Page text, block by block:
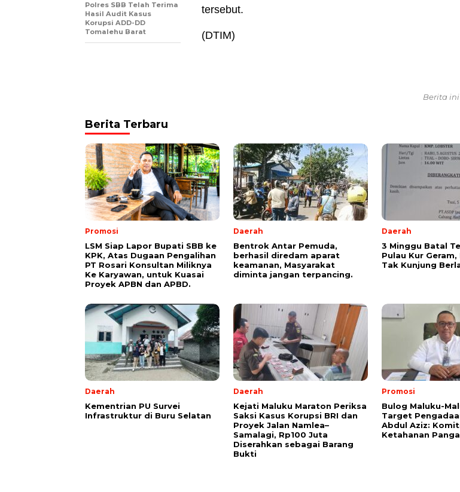
tersebut.
(DTIM)
Polres SBB Telah Terima
Hasil Audit Kasus
Korupsi ADD-DD
Tomalehu Barat
Berita
Berita Terbaru
Promosi
LSM Siap Lapor Bupati SBB ke
KPK, Atas Dugaan Pengalihan
PT Rosari Konsultan Miliknya
Ke Karyawan, untuk Kuasai
Proyek APBN dan APBD.
Daerah
Bentrok Antar Pemuda,
berhasil diredam aparat
keamanan, Masyarakat
diminta jangan terpancing.
Daerah
3 Minggu Batal
Pulau Kur
Tak Kunjung
Daerah
Kementrian PU Survei
Infrastruktur di Buru Selatan
Daerah
Kejati Maluku Maraton Periksa
Saksi Kasus Korupsi BRI dan
Proyek Jalan Namlea–
Samalagi, Rp100 Juta
Diserahkan sebagai Barang
Bukti
Promosi
Bulog Maluku-
Target
Abdul Aziz:
Ketahanan